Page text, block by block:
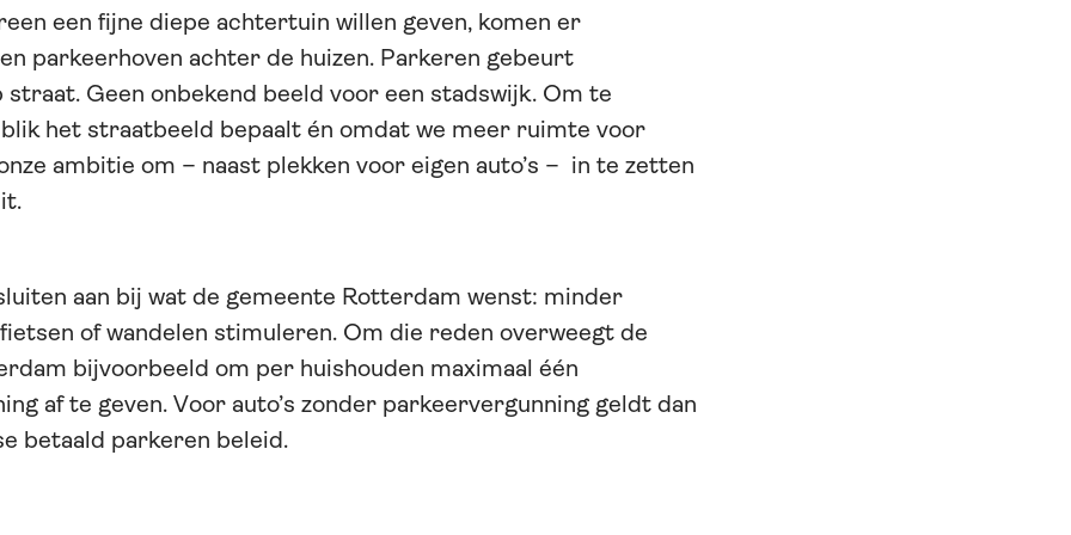
een fijne diepe achtertuin willen geven, komen er
parkeerhoven achter de huizen. Parkeren gebeurt
straat. Geen onbekend beeld voor een stadswijk. Om te
het straatbeeld bepaalt én omdat we meer ruimte voor
ambitie om – naast plekken voor eigen auto’s – in te zetten
aan bij wat de gemeente Rotterdam wenst: minder
of wandelen stimuleren. Om die reden overweegt de
bijvoorbeeld om per huishouden maximaal één
af te geven. Voor auto’s zonder parkeervergunning geldt dan
betaald parkeren beleid.